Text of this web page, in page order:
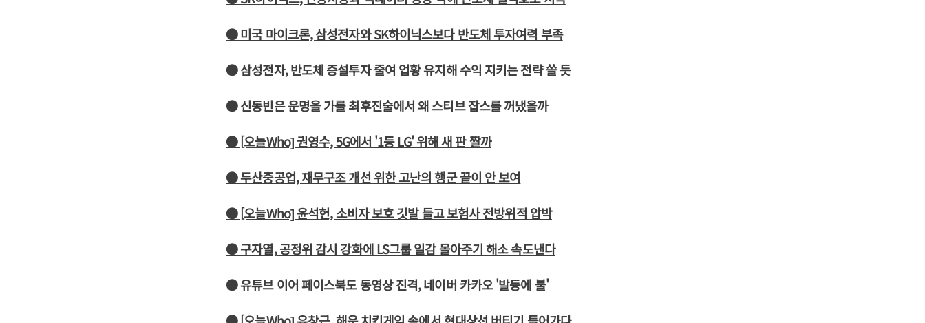
● 미국 마이크론, 삼성전자와 SK하이닉스보다 반도체 투자여력 부족
● 삼성전자, 반도체 증설투자 줄여 업황 유지해 수익 지키는 전략 쓸 듯
● 신동빈은 운명을 가를 최후진술에서 왜 스티브 잡스를 꺼냈을까
● [오늘Who] 권영수, 5G에서 '1등 LG' 위해 새 판 짤까
● 두산중공업, 재무구조 개선 위한 고난의 행군 끝이 안 보여
● [오늘Who] 윤석헌, 소비자 보호 깃발 들고 보험사 전방위적 압박
● 구자열, 공정위 감시 강화에 LS그룹 일감 몰아주기 해소 속도낸다
● 유튜브 이어 페이스북도 동영상 진격, 네이버 카카오 '발등에 불'